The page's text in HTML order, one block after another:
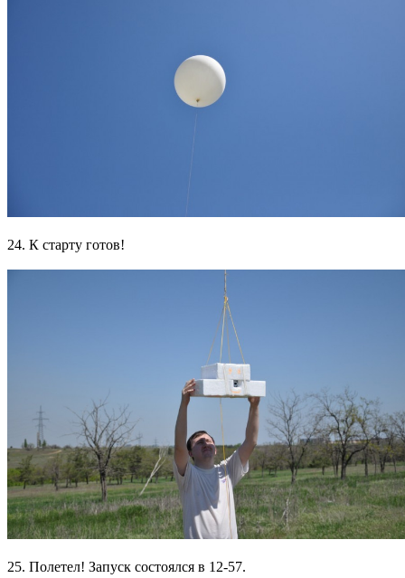
24. К старту готов!
25. Полетел! Запуск состоялся в 12-57.